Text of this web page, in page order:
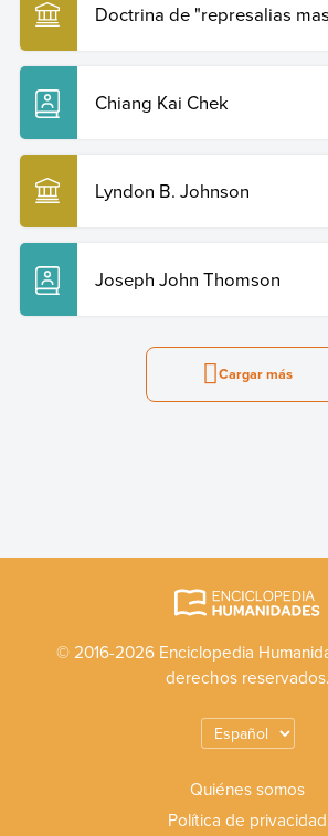
Doctrina de "represalias
Chiang Kai Chek
Lyndon B. Johnson
Joseph John Thomson
Cargar más
© 2016-2026 Enciclopedia
derechos reservados.
Quiénes somos
Política de privacidad